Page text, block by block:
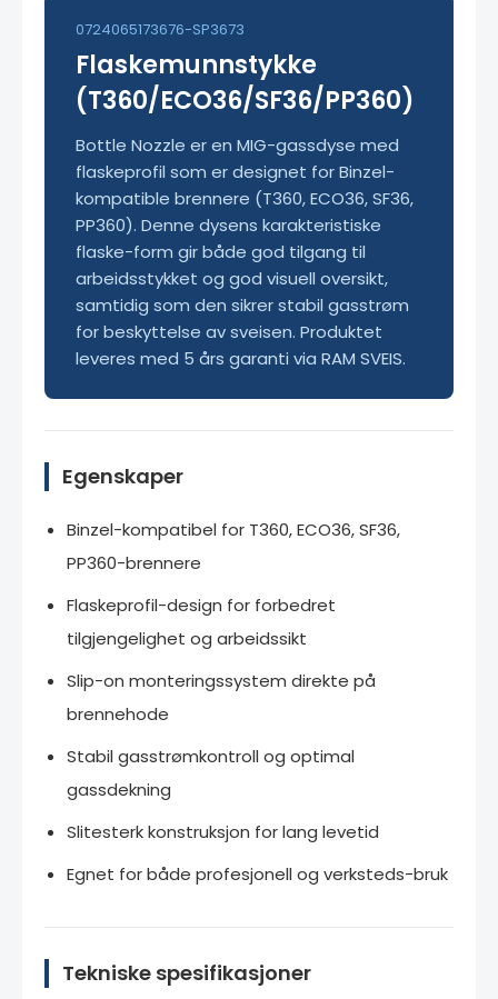
0724065173676-SP3673
Flaskemunnstykke
(T360/ECO36/SF36/PP360)
Bottle Nozzle er en MIG-gassdyse med
flaskeprofil som er designet for Binzel-
kompatible brennere (T360, ECO36, SF36,
PP360). Denne dysens karakteristiske
flaske-form gir både god tilgang til
arbeidsstykket og god visuell oversikt,
samtidig som den sikrer stabil gasstrøm
for beskyttelse av sveisen. Produktet
leveres med 5 års garanti via RAM SVEIS.
Egenskaper
Binzel-kompatibel for T360, ECO36, SF36,
PP360-brennere
Flaskeprofil-design for forbedret
tilgjengelighet og arbeidssikt
Slip-on monteringssystem direkte på
brennehode
Stabil gasstrømkontroll og optimal
gassdekning
Slitesterk konstruksjon for lang levetid
Egnet for både profesjonell og verksteds-bruk
Tekniske spesifikasjoner